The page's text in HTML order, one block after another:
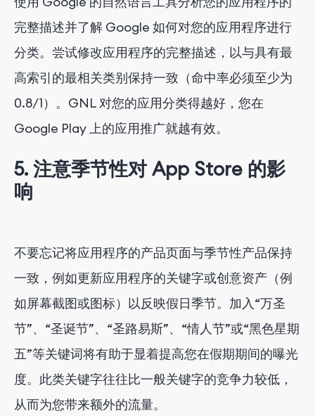
完整描述并了解 Google 如何对您的应用程序进行
分类。尝试修改应用程序的完整描述，以与具有最
高索引的最相关类别保持一致（命中率必须至少为
0.8/1）。GNL 对您的应用分类得越好，您在
Google Play 上的应用推广就越有效。
5. 注意季节性对 App Store 的影
响
不要忘记将应用程序的产品页面与季节性产品保持
一致，例如更新应用程序的关键字或创意资产（例
如屏幕截图或图标）以反映假日季节。加入“万圣
节”、“圣诞节”、“圣路易斯”、“情人节”或“黑色星期
五”等关键词将有助于显着提高您在假期期间的曝光
度。此类关键字往往比一般关键字的竞争力较低，
从而为您带来额外的流量。